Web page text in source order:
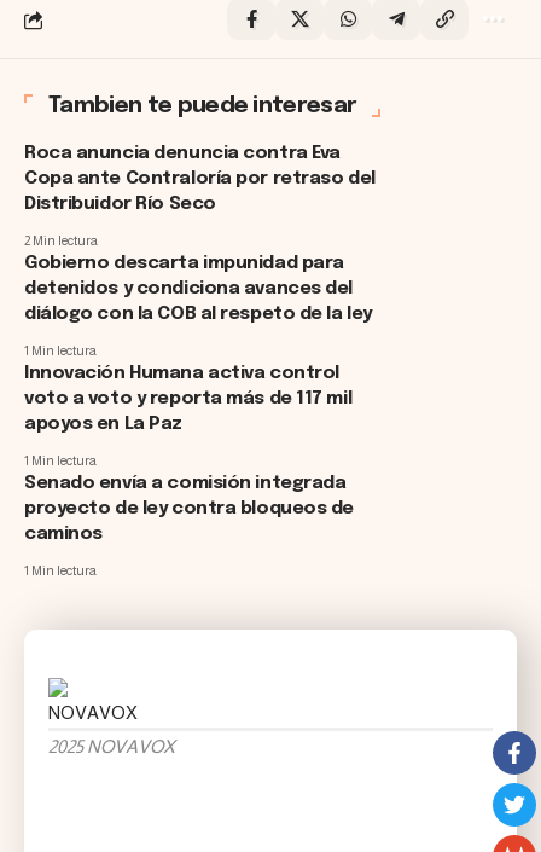
Tambien te puede interesar
Roca anuncia denuncia contra Eva
Copa ante Contraloría por retraso del
Distribuidor Río Seco
2 Min lectura
Gobierno descarta impunidad para
detenidos y condiciona avances del
diálogo con la COB al respeto de la ley
1 Min lectura
Innovación Humana activa control
voto a voto y reporta más de 117 mil
apoyos en La Paz
1 Min lectura
Senado envía a comisión integrada
proyecto de ley contra bloqueos de
caminos
1 Min lectura
2025 NOVAVOX